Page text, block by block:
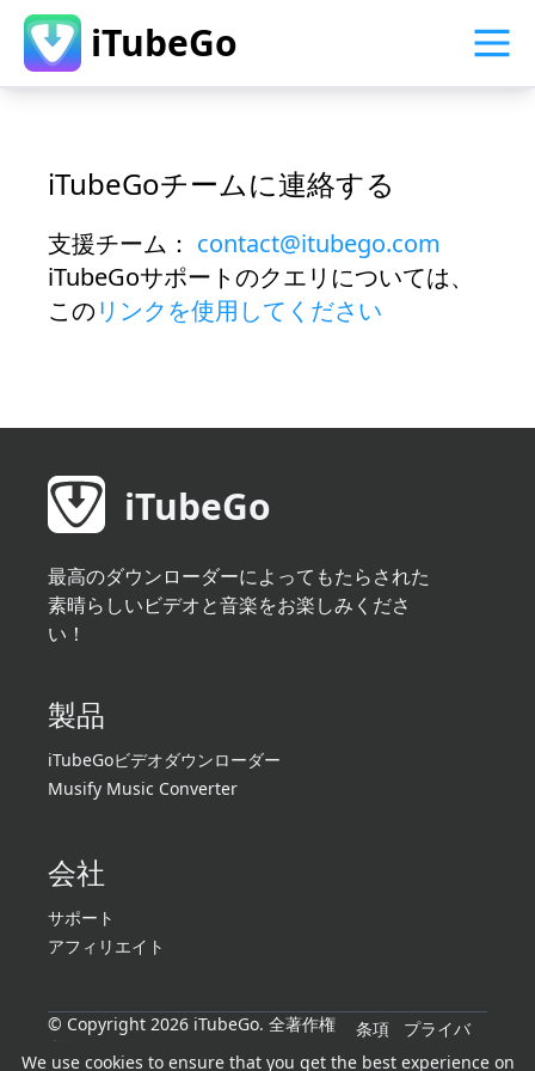
iTubeGo
iTubeGoチームに連絡する
支援チーム： contact@itubego.com
iTubeGoサポートのクエリについては、
このリンクを使用してください
iTubeGo
最高のダウンローダーによってもたらされた
素晴らしいビデオと音楽をお楽しみくださ
い！
製品
iTubeGoビデオダウンローダー
Musify Music Converter
会社
サポート
アフィリエイト
© Copyright 2026 iTubeGo. 全著作権
所有。
条項
プライバ
シー
We use cookies to ensure that you get the best experience on